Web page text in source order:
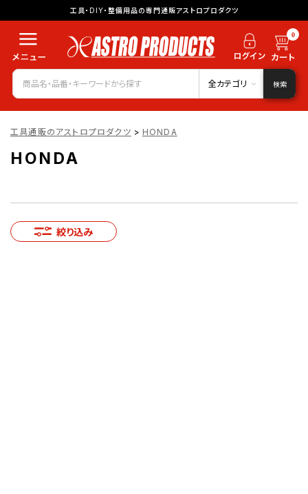
工具・DIY・整備用品の専門通販アストロプロダクツ
0
全カテゴリ 検索
工具通販のアストロプロダクツ > HONDA
HONDA
絞り込み